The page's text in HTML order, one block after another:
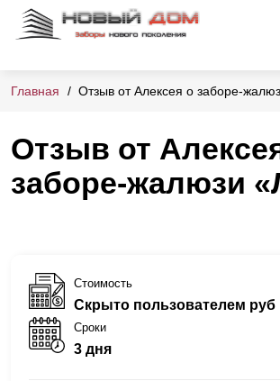
Главная Отзыв от Алексея о заборе-
Отзыв от
заборе-жалюзи
Стоимость
Скрыто пользователем руб
Сроки
3 дня